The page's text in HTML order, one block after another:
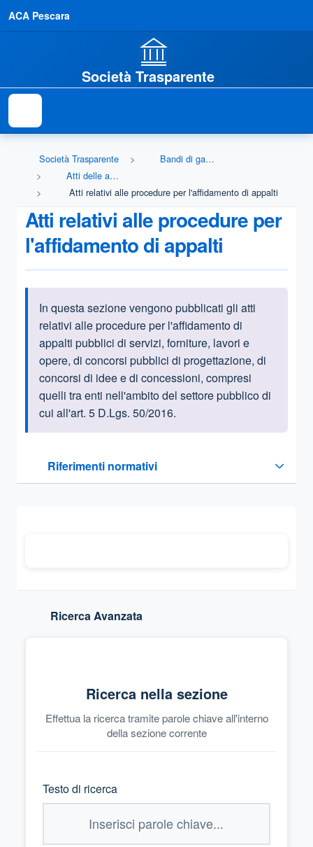
ACA Pescara
Società Trasparente
Società Trasparente
Bandi di gara e contratti
Atti delle amministrazioni aggiudicatrici e degli enti aggiudicatori distintamente per ogni procedura
Atti relativi alle procedure per l'affidamento di appalti
Atti relativi alle procedure per
l'affidamento di appalti
Informazioni introduttive
In questa sezione vengono pubblicati gli atti
relativi alle procedure per l'affidamento di
appalti pubblici di servizi, forniture, lavori e
opere, di concorsi pubblici di progettazione, di
concorsi di idee e di concessioni, compresi
quelli tra enti nell'ambito del settore pubblico di
cui all'art. 5 D.Lgs. 50/2016.
Riferimenti normativi
Sezione compressa
Ricerca Avanzata
Ricerca nella sezione
Effettua la ricerca tramite parole chiave all'interno
della sezione corrente
Testo di ricerca